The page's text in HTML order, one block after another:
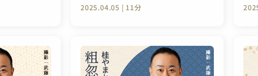
2025.04.05 | 11分